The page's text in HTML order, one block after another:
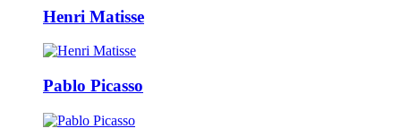
Henri Matisse
Pablo Picasso